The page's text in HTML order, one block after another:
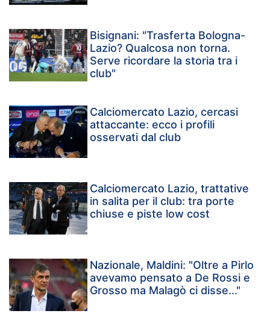
Bisignani: "Trasferta Bologna-
Lazio? Qualcosa non torna.
Serve ricordare la storia tra i
club"
Calciomercato Lazio, cercasi
attaccante: ecco i profili
osservati dal club
Calciomercato Lazio, trattative
in salita per il club: tra porte
chiuse e piste low cost
Nazionale, Maldini: "Oltre a Pirlo
avevamo pensato a De Rossi e
Grosso ma Malagò ci disse..."